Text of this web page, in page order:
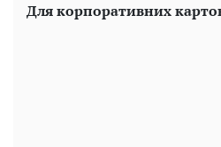
Для корпоративних